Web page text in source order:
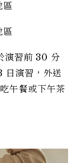
區
區
演習前 30 分
日演習，外送
午餐或下午茶